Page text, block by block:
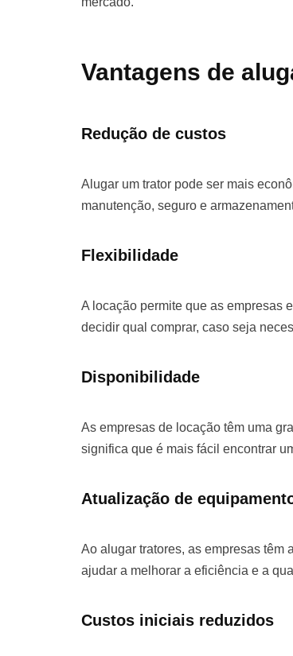
Vantagens de
Redução de custos
Alugar um trator pode ser mais
manutenção, seguro e
Flexibilidade
A locação permite que as empresas
decidir qual comprar, caso seja
Disponibilidade
As empresas de locação têm uma
significa que é mais fácil encontrar
Atualização de
Ao alugar tratores, as empresas têm
ajudar a melhorar a eficiência e a
Custos iniciais reduzidos